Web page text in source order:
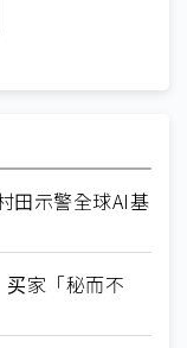
田示警全球AI基
家「秘而不